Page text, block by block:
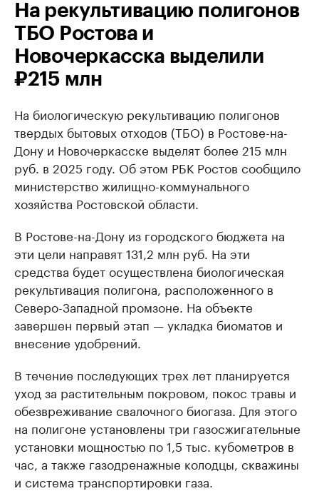
На рекультивацию полигонов
ТБО Ростова и
Новочеркасска выделили
₽215 млн
На биологическую рекультивацию полигонов
твердых бытовых отходов (ТБО) в Ростове-на-
Дону и Новочеркасске выделят более 215 млн
руб. в 2025 году. Об этом РБК Ростов сообщило
министерство жилищно-коммунального
хозяйства Ростовской области.
В Ростове-на-Дону из городского бюджета на
эти цели направят 131,2 млн руб. На эти
средства будет осуществлена биологическая
рекультивация полигона, расположенного в
Северо-Западной промзоне. На объекте
завершен первый этап — укладка биоматов и
внесение удобрений.
В течение последующих трех лет планируется
уход за растительным покровом, покос травы и
обезвреживание свалочного биогаза. Для этого
на полигоне установлены три газосжигательные
установки мощностью по 1,5 тыс. кубометров в
час, а также газодренажные колодцы, скважины
и система транспортировки газа.